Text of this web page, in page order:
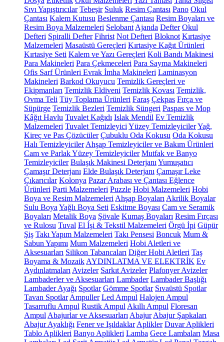
Sıvı Yapıştırıcılar Tebeşir Suluk Resim Çantası Pano Okul
Çantası Kalem Kutusu Beslenme Çantası Resim Boyaları ve
Resim Boya Malzemeleri Selobant Ajanda Defter Okul
Defteri Spiralli Defter Fihrist Not Defteri Bloknot Kırtasiye
Malzemeleri Masaüstü Gereçleri Kırtasiye Kağıt Ürünleri
Kırtasiye Seti Kalem ve Yazı Gereçleri Koli Bandı Makinesi
Para Makineleri Para Çekmeceleri Para Sayma Makineleri
Ofis Sarf Ürünleri Evrak İmha Makineleri Laminasyon
Makineleri Barkod Okuyucu Temizlik Gereçleri ve
Ekipmanları Temizlik Eldiveni Temizlik Kovası Temizlik,
Ovma Teli Tüy Toplama Ürünleri Faraş Çekpas Fırça ve
Süpürge Temizlik Bezleri Temizlik Süngeri Paspas ve Mop
Kâğıt Havlu Tuvalet Kağıdı Islak Mendil Ev Temizlik
Malzemeleri Tuvalet Temizleyici Yüzey TemizleyicilerYağ,
Kireç ve Pas Çözücüler Çubuklu Oda Kokusu Oda Kokusu
Halı Temizleyiciler Ahşap Temizleyiciler ve Bakım Ürünleri
Cam ve Parlak Yüzey Temizleyiciler Mutfak ve Banyo
Temizleyiciler Bulaşık Makinesi Deterjanı Yumuşatıcı
Çamaşır Deterjanı Elde Bulaşık Deterjanı Çamaşır Leke
Çıkarıcılar Kolonya Pazar Arabası ve Çantası Eğlence
Ürünleri Parti Malzemeleri Puzzle Hobi Malzemeleri Hobi
Boya ve Resim Malzemeleri Ahşap Boyaları Akrilik Boyalar
Sulu Boya Yağlı Boya Seti Eskitme Boyası Cam ve Seramik
Boyaları Metalik Boya Şövale Kumaş Boyaları Resim Fırçası
ve Rulosu Tuval El İşi & Tekstil Malzemeleri Örgü İpi Güpür
Şiş Takı Yapım Malzemeleri Takı Pensesi Boncuk Mum &
Sabun Yapımı Mum Malzemeleri Hobi Aletleri ve
Aksesuarları Silikon Tabancaları Diğer Hobi Aletleri Taş
Boyama & Mozaik AYDINLATMA VE ELEKTRİK Ev
Aydınlatmaları Avizeler Sarkıt Avizeler Plafonyer Avizeler
Lambaderler ve Aksesuarları Lambader Lambader Başlığı
Lambader Ayağı Spotlar Gömme Spotlar Sıvaüstü Spotlar
Tavan Spotlar Ampuller Led Ampul Halojen Ampul
Tasarruflu Ampul Rustik Ampul Akıllı Ampul Floresan
Ampul Abajurlar ve Aksesuarları Abajur Abajur Şapkaları
Abajur Ayaklığı Fener ve Işıldaklar Aplikler Duvar Aplikleri
Tablo Aplikleri Banyo Aplikleri Lamba Gece Lambaları Masa